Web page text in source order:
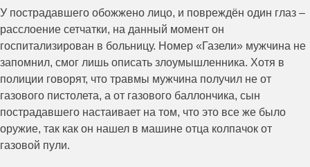
У пострадавшего обожжено лицо, и повреждён один глаз –
расслоение сетчатки, на данный момент он
госпитализирован в больницу. Номер «Газели» мужчина не
запомнил, смог лишь описать злоумышленника. Хотя в
полиции говорят, что травмы мужчина получил не от
газового пистолета, а от газового баллончика, сын
пострадавшего настаивает на том, что это все же было
оружие, так как он нашел в машине отца колпачок от
газовой пули.